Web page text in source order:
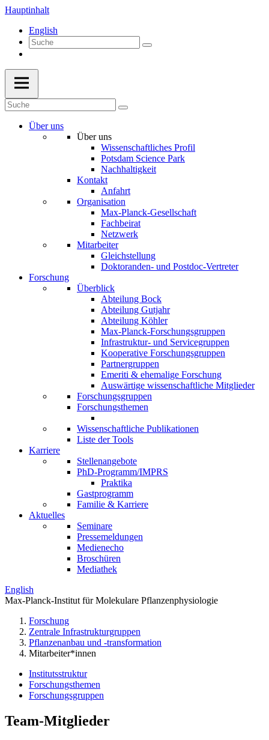
Hauptinhalt
English
Über uns
Über uns
Wissenschaftliches Profil
Potsdam Science Park
Nachhaltigkeit
Kontakt
Anfahrt
Organisation
Max-Planck-Gesellschaft
Fachbeirat
Netzwerk
Mitarbeiter
Gleichstellung
Doktoranden- und Postdoc-Vertreter
Forschung
Überblick
Abteilung Bock
Abteilung Gutjahr
Abteilung Köhler
Max-Planck-Forschungsgruppen
Infrastruktur- und Servicegruppen
Kooperative Forschungsgruppen
Partnergruppen
Emeriti & ehemalige Forschung
Auswärtige wissenschaftliche Mitglieder
Forschungsgruppen
Forschungsthemen
Wissenschaftliche Publikationen
Liste der Tools
Karriere
Stellenangebote
PhD-Programm/IMPRS
Praktika
Gastprogramm
Familie & Karriere
Aktuelles
Seminare
Pressemeldungen
Medienecho
Broschüren
Mediathek
English
Max-Planck-Institut für Molekulare Pflanzenphysiologie
Forschung
Zentrale Infrastrukturgruppen
Pflanzenanbau und -transformation
Mitarbeiter*innen
Institutsstruktur
Forschungsthemen
Forschungsgruppen
Team-Mitglieder